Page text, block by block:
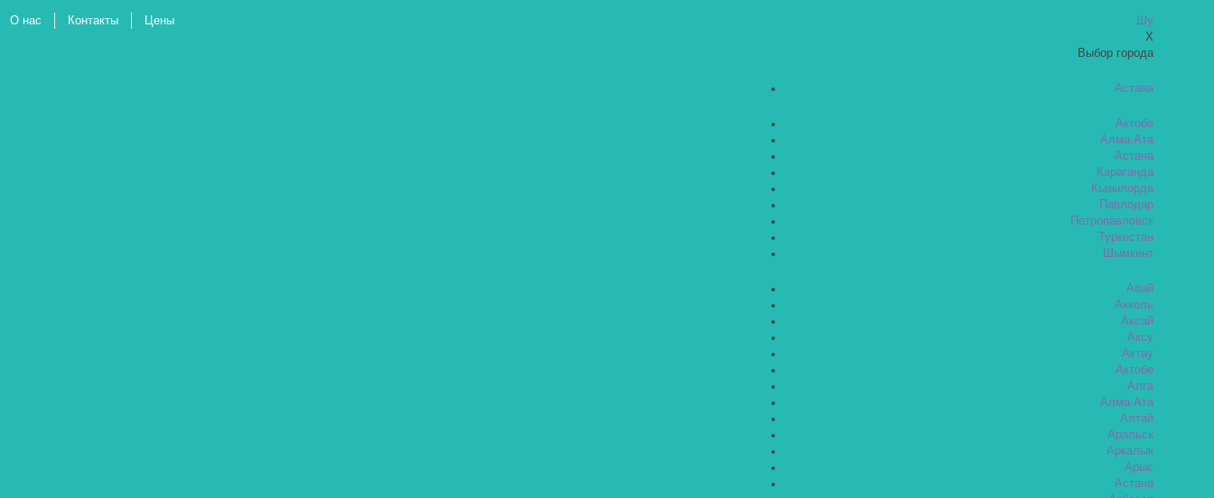
Шу
X
Выбор города
Астана
Актобе
Алма-Ата
Астана
Караганда
Кызылорда
Павлодар
Петропавловск
Туркестан
Шымкент
Абай
Акколь
Аксай
Аксу
Актау
Актобе
Алга
Алма-Ата
Алтай
Аральск
Аркалык
Арыс
Астана
О нас Контакты Цены